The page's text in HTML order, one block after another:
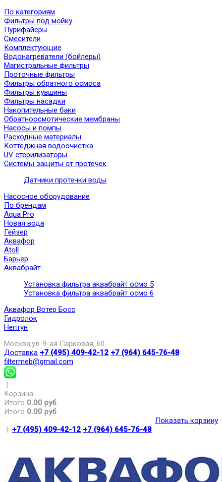
По категориям
Фильтры под мойку
Пурифайеры
Смесители
Комплектующие
Водонагреватели (бойлеры)
Магистральные фильтры
Проточные фильтры
Фильтры обратного осмоса
Фильтры кувшины
Фильтры насадки
Накопительные баки
Обратноосмотические мембраны
Насосы и помпы
Расходные материалы
Коттеджная водоочистка
UV стерилизаторы
Системы защиты от протечек
Датчики протечки воды
Насосное оборудование
По брендам
Aqua Pro
Новая вода
Гейзер
Аквафор
Atoll
Барьер
Аквабрайт
Установка фильтра аквабрайт осмо 5
Установка фильтра аквабрайт осмо 6
Аквафор Вотер Босс
Гидролок
Нептун
Москва,ул. 9-ая Парковая, 60
Доставка +7 (495) 409-42-12 +7 (964) 645-76-48
filtermeb@gmail.com
|
Корзина:
Итого 0.00 руб
Итого 0.00 руб
Показать корзину
| +7 (495) 409-42-12 +7 (964) 645-76-48